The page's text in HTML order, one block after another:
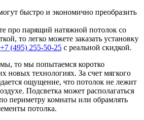
быстро и экономично преобразить
про парящий натяжной потолок со
то легко можете заказать установку
+7 (495) 255-50-25 с реальной скидкой.
то мы попытаемся коротко
новых технологиях. За счет мягкого
ощущение, что потолок не лежит
Подсветка может располагаться
периметру комнаты или обрамлять
потолка.